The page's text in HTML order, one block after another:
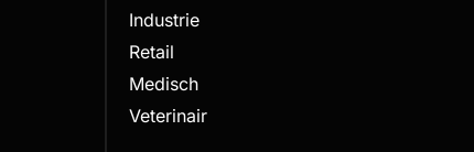
Industrie
Retail
Medisch
Veterinair